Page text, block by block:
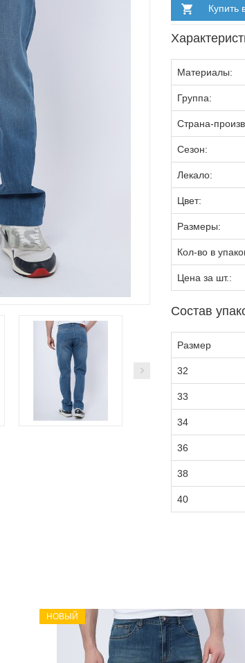
Купить
Материалы:
Группа:
Страна-
Сезон:
Лекало:
Цвет:
Размеры:
Кол-во в
Цена за шт.:
Состав
Размер
32
33
34
36
38
40
НОВЫЙ